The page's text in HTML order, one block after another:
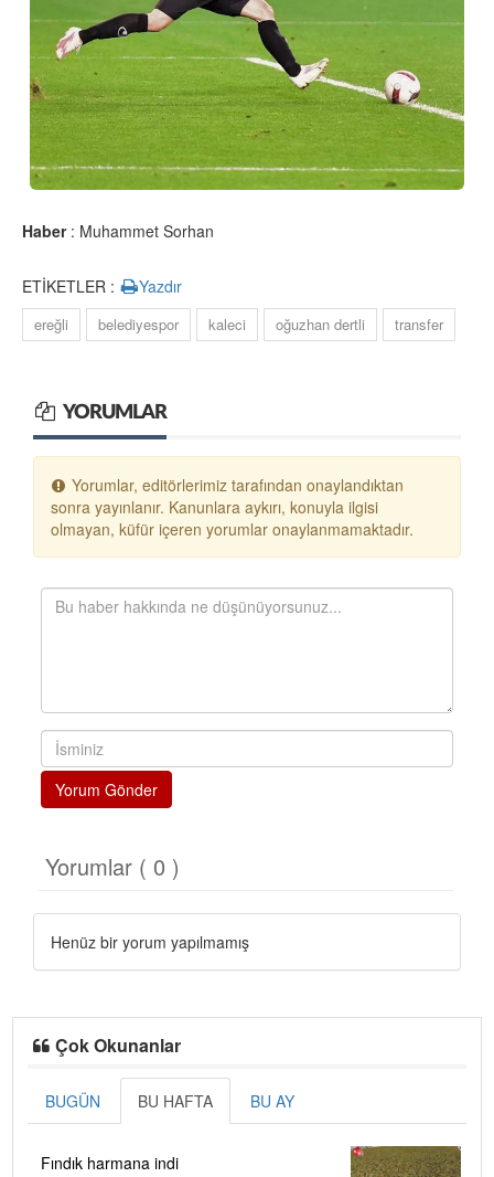
Haber: Muhammet Sorhan
ETİKETLER : Yazdır
ereğli belediyespor kaleci oğuzhan dertli transfer
YORUMLAR
Yorumlar, editörlerimiz tarafından onaylandıktan
sonra yayınlanır. Kanunlara aykırı, konuyla ilgisi
olmayan, küfür içeren yorumlar onaylanmamaktadır.
Yorum Gönder
Yorumlar ( 0 )
Henüz bir yorum yapılmamış
Çok Okunanlar
BUGÜN BU HAFTA BU AY
Fındık harmana indi